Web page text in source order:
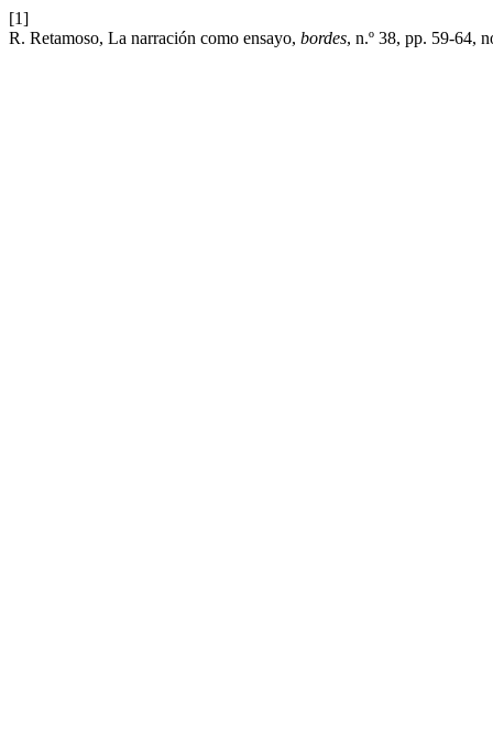
[1]
R. Retamoso, La narración como ensayo, bordes, n.º 38, pp. 59-64,